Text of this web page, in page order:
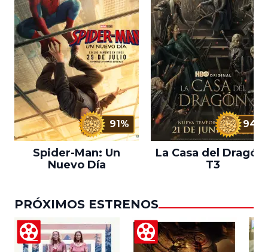
91%
Spider-Man: Un
Nuevo Día
94%
La Casa del Dragón
T3
PRÓXIMOS ESTRENOS